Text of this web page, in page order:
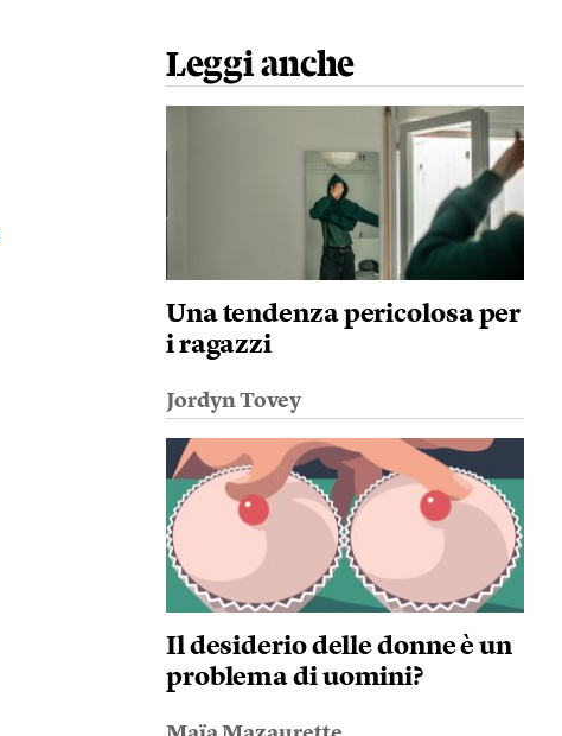
Leggi anche
Una tendenza pericolosa per
i ragazzi
Jordyn Tovey
Il desiderio delle donne è un
problema di uomini?